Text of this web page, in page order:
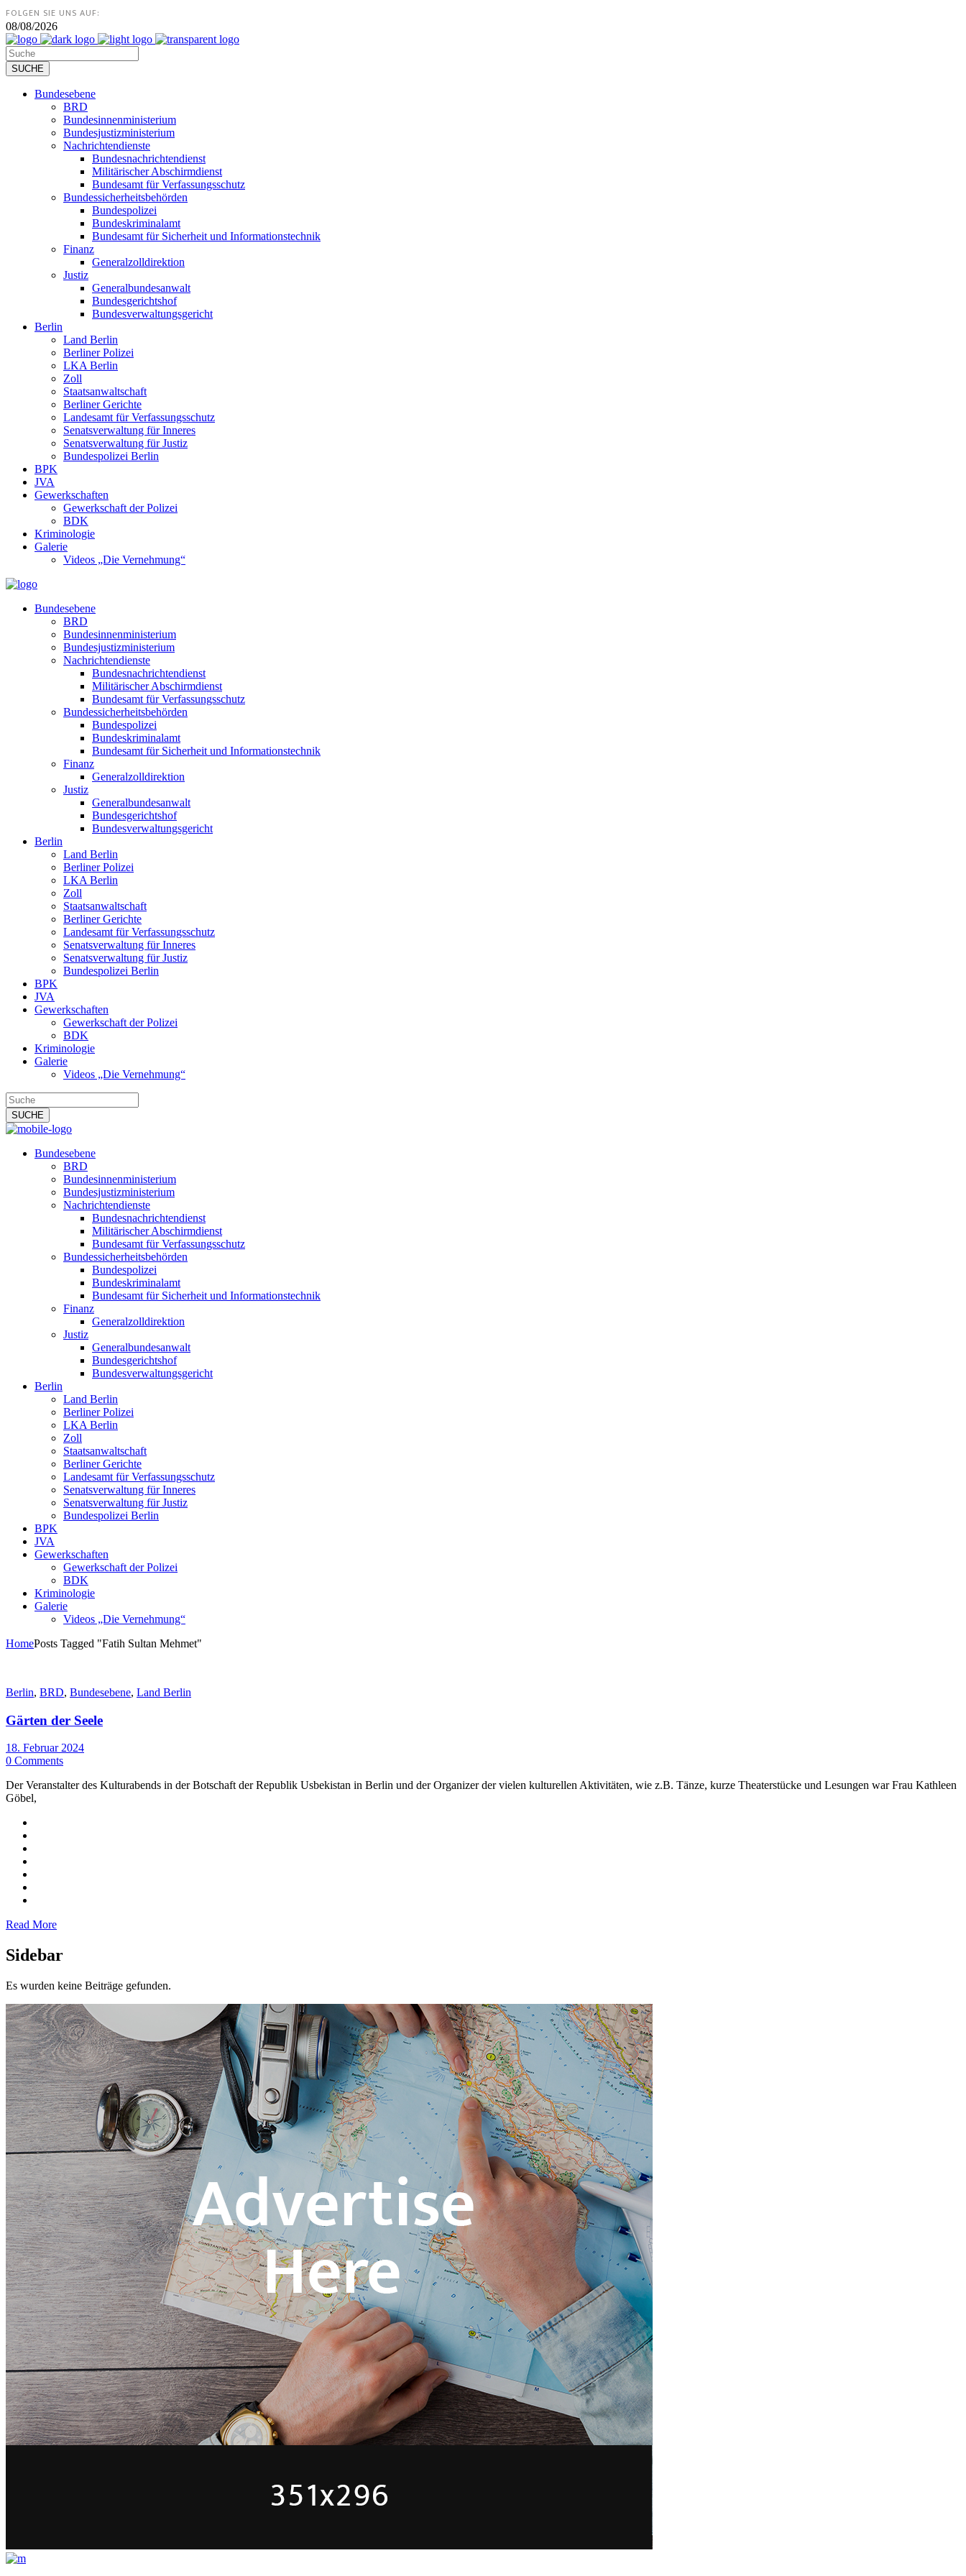
FOLGEN SIE UNS AUF:
08/08/2026
Bundesebene
BRD
Bundesinnenministerium
Bundesjustizministerium
Nachrichtendienste
Bundesnachrichtendienst
Militärischer Abschirmdienst
Bundesamt für Verfassungsschutz
Bundessicherheitsbehörden
Bundespolizei
Bundeskriminalamt
Bundesamt für Sicherheit und Informationstechnik
Finanz
Generalzolldirektion
Justiz
Generalbundesanwalt
Bundesgerichtshof
Bundesverwaltungsgericht
Berlin
Land Berlin
Berliner Polizei
LKA Berlin
Zoll
Staatsanwaltschaft
Berliner Gerichte
Landesamt für Verfassungsschutz
Senatsverwaltung für Inneres
Senatsverwaltung für Justiz
Bundespolizei Berlin
BPK
JVA
Gewerkschaften
Gewerkschaft der Polizei
BDK
Kriminologie
Galerie
Videos „Die Vernehmung“
Bundesebene
BRD
Bundesinnenministerium
Bundesjustizministerium
Nachrichtendienste
Bundesnachrichtendienst
Militärischer Abschirmdienst
Bundesamt für Verfassungsschutz
Bundessicherheitsbehörden
Bundespolizei
Bundeskriminalamt
Bundesamt für Sicherheit und Informationstechnik
Finanz
Generalzolldirektion
Justiz
Generalbundesanwalt
Bundesgerichtshof
Bundesverwaltungsgericht
Berlin
Land Berlin
Berliner Polizei
LKA Berlin
Zoll
Staatsanwaltschaft
Berliner Gerichte
Landesamt für Verfassungsschutz
Senatsverwaltung für Inneres
Senatsverwaltung für Justiz
Bundespolizei Berlin
BPK
JVA
Gewerkschaften
Gewerkschaft der Polizei
BDK
Kriminologie
Galerie
Videos „Die Vernehmung“
Bundesebene
BRD
Bundesinnenministerium
Bundesjustizministerium
Nachrichtendienste
Bundesnachrichtendienst
Militärischer Abschirmdienst
Bundesamt für Verfassungsschutz
Bundessicherheitsbehörden
Bundespolizei
Bundeskriminalamt
Bundesamt für Sicherheit und Informationstechnik
Finanz
Generalzolldirektion
Justiz
Generalbundesanwalt
Bundesgerichtshof
Bundesverwaltungsgericht
Berlin
Land Berlin
Berliner Polizei
LKA Berlin
Zoll
Staatsanwaltschaft
Berliner Gerichte
Landesamt für Verfassungsschutz
Senatsverwaltung für Inneres
Senatsverwaltung für Justiz
Bundespolizei Berlin
BPK
JVA
Gewerkschaften
Gewerkschaft der Polizei
BDK
Kriminologie
Galerie
Videos „Die Vernehmung“
HomePosts Tagged "Fatih Sultan Mehmet"
Berlin, BRD, Bundesebene, Land Berlin
Gärten der Seele
18. Februar 2024
0 Comments
Der Veranstalter des Kulturabends in der Botschaft der Republik Usbekistan in Berlin und der Organizer der vielen kulturellen Aktivitäten, wie z.B. Tänze, kurze Theaterstücke und Lesungen war Frau Kathleen
Göbel,
Read More
Sidebar
Es wurden keine Beiträge gefunden.